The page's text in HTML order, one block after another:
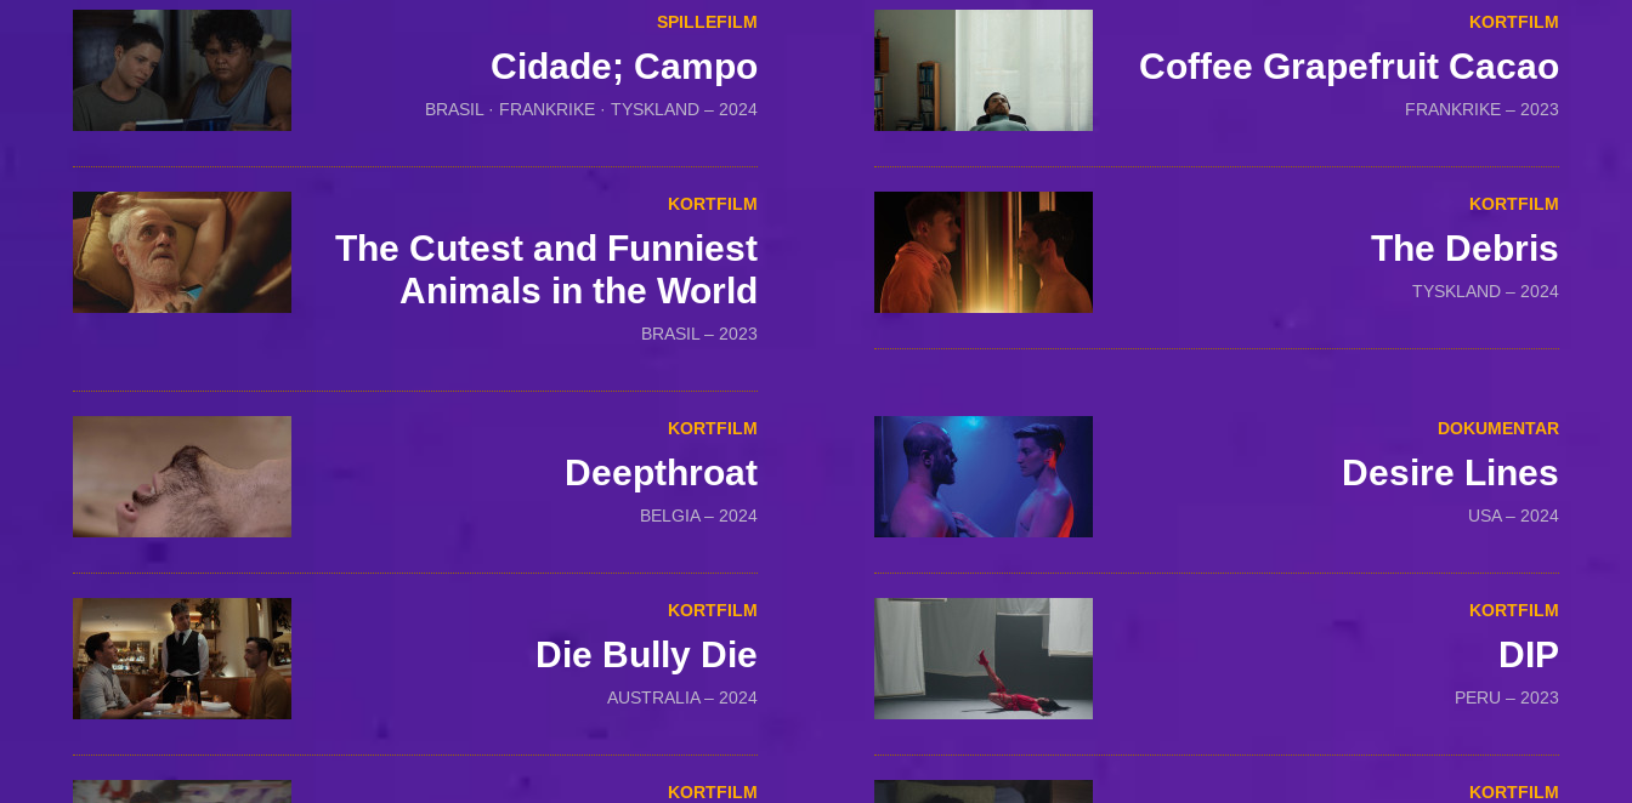
SPILLEFILM
Cidade; Campo
BRASIL · FRANKRIKE · TYSKLAND – 2024
KORTFILM
Coffee Grapefruit Cacao
FRANKRIKE – 2023
KORTFILM
The Cutest and Funniest
Animals in the World
BRASIL – 2023
KORTFILM
The Debris
TYSKLAND – 2024
KORTFILM
Deepthroat
BELGIA – 2024
DOKUMENTAR
Desire Lines
USA – 2024
KORTFILM
Die Bully Die
AUSTRALIA – 2024
KORTFILM
DIP
PERU – 2023
KORTFILM KORTFILM